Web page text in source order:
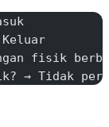
fisik
→ Tidak